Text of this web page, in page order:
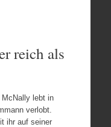
reich als
lebt in
verlobt.
ihr auf seiner